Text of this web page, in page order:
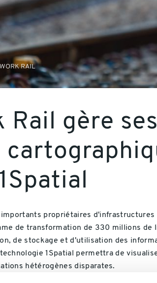
RAIL
Rail gère
propriétaires
de transformation de 330 millions de
de stockage et d'utilisation des
1Spatial permettra de
hétérogènes disparates.